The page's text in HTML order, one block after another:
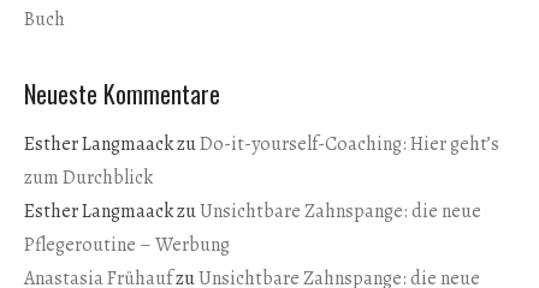
Buch
Neueste Kommentare
Esther LangmaackzuDo-it-yourself-Coaching: Hier geht’s
zum Durchblick
Esther LangmaackzuUnsichtbare Zahnspange: die neue
Pflegeroutine – Werbung
Anastasia FrühaufzuUnsichtbare Zahnspange: die neue